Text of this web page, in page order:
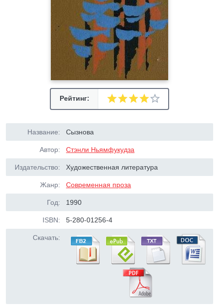
Рейтинг:
Название: Сызнова
Автор: Стэнли Ньямфукудза
Издательство: Художественная литература
Жанр: Современная проза
Год: 1990
ISBN: 5-280-01256-4
Скачать: